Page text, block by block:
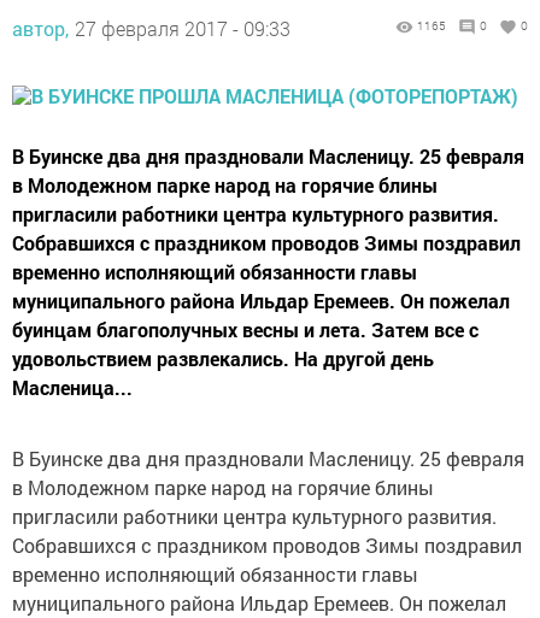
автор, 27 февраля 2017 - 09:33 1165 0 0
В Буинске два дня праздновали Масленицу. 25 февраля
в Молодежном парке народ на горячие блины
пригласили работники центра культурного развития.
Собравшихся с праздником проводов Зимы поздравил
временно исполняющий обязанности главы
муниципального района Ильдар Еремеев. Он пожелал
буинцам благополучных весны и лета. Затем все с
удовольствием развлекались. На другой день
Масленица...
В Буинске два дня праздновали Масленицу. 25 февраля
в Молодежном парке народ на горячие блины
пригласили работники центра культурного развития.
Собравшихся с праздником проводов Зимы поздравил
временно исполняющий обязанности главы
муниципального района Ильдар Еремеев. Он пожелал